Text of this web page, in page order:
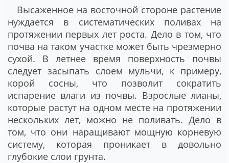
Высаженное на восточной стороне растение
нуждается в систематических поливах на
протяжении первых лет роста. Дело в том, что
почва на таком участке может быть чрезмерно
сухой. В летнее время поверхность почвы
следует засыпать слоем мульчи, к примеру,
корой сосны, что позволит сократить
испарение влаги из почвы. Взрослые лианы,
которые растут на одном месте на протяжении
нескольких лет, можно не поливать. Дело в
том, что они наращивают мощную корневую
систему, которая проникает в довольно
глубокие слои грунта.